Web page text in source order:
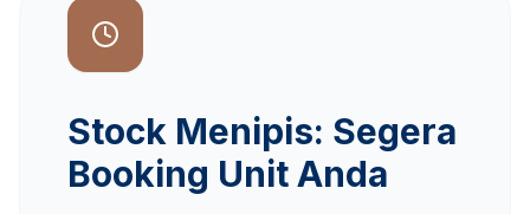
Stock Menipis: Segera
Booking Unit Anda